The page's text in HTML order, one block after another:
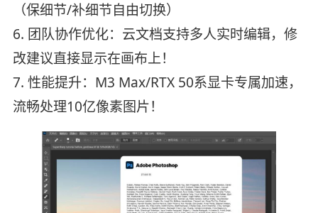
（保细节/补细节自由切换）
6. 团队协作优化：云文档支持多人实时编辑，修
改建议直接显示在画布上！
7. 性能提升：M3 Max/RTX 50系显卡专属加速，
流畅处理10亿像素图片！